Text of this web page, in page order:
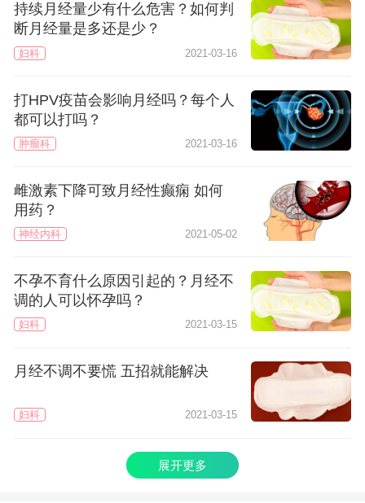
持续月经量少有什么危害？如何判
断月经量是多还是少？
妇科 2021-03-16
打HPV疫苗会影响月经吗？每个人
都可以打吗？
肿瘤科 2021-03-16
雌激素下降可致月经性癫痫 如何
用药？
神经内科 2021-05-02
不孕不育什么原因引起的？月经不
调的人可以怀孕吗？
妇科 2021-03-15
月经不调不要慌 五招就能解决
妇科 2021-03-15
展开更多